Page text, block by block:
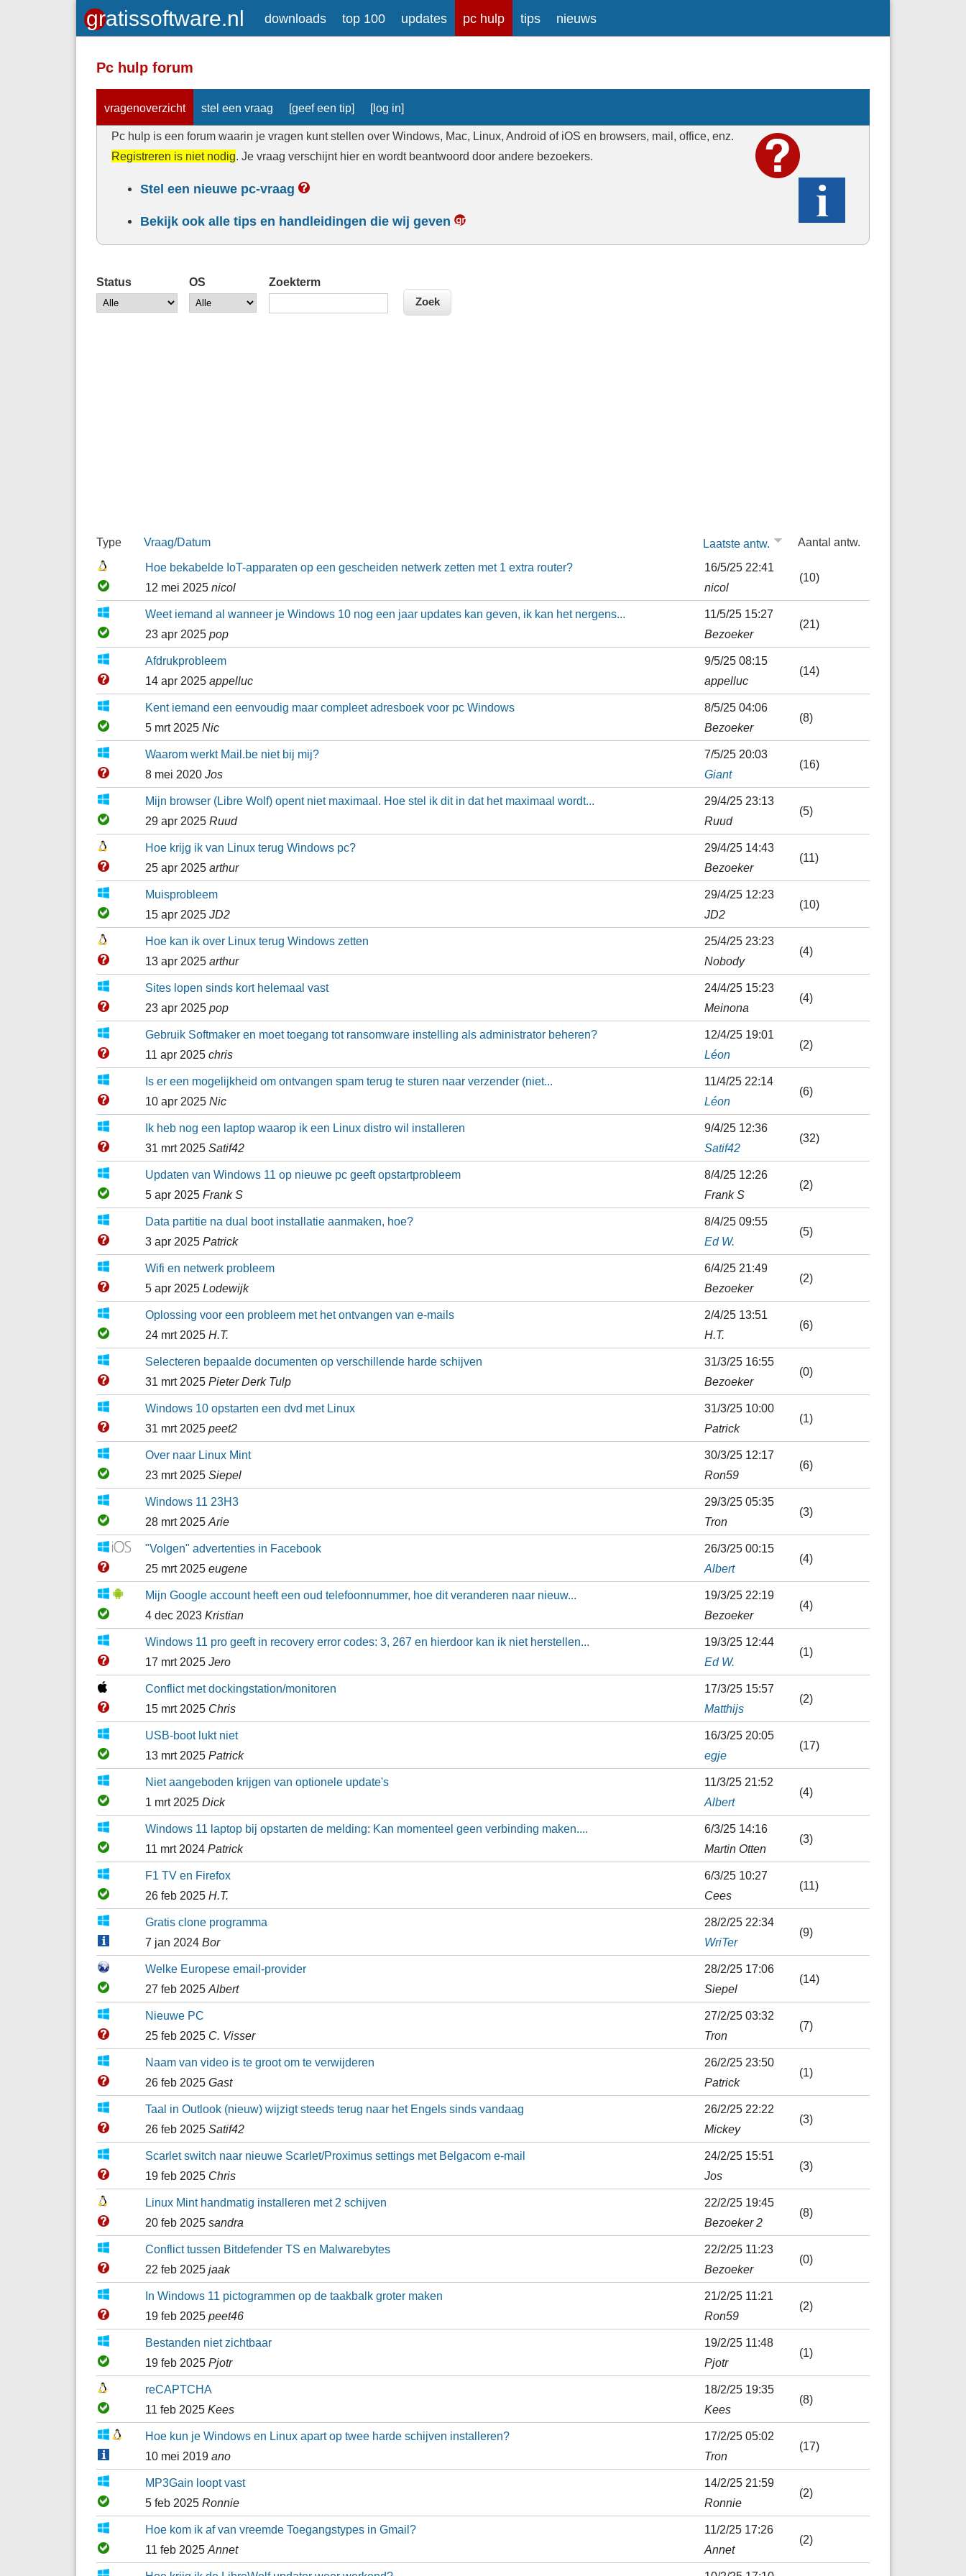
downloads top 100 updates pc hulp tips nieuws
Pc hulp forum
vragenoverzicht stel een vraag [geef een tip] [log in]
Pc hulp is een forum waarin je vragen kunt stellen over Windows, Mac, Linux, Android of iOS en browsers, mail, office, enz.
Registreren is niet nodig. Je vraag verschijnt hier en wordt beantwoord door andere bezoekers.
Stel een nieuwe pc-vraag
Bekijk ook alle tips en handleidingen die wij geven
Status OS Zoekterm
Type Vraag/Datum Laatste antw. Aantal antw.
Hoe bekabelde IoT-apparaten op een gescheiden netwerk zetten met 1 extra router?
12 mei 2025 nicol
16/5/25 22:41
nicol
(10)
Weet iemand al wanneer je Windows 10 nog een jaar updates kan geven, ik kan het nergens...
23 apr 2025 pop
11/5/25 15:27
Bezoeker
(21)
Afdrukprobleem
14 apr 2025 appelluc
9/5/25 08:15
appelluc
(14)
Kent iemand een eenvoudig maar compleet adresboek voor pc Windows
5 mrt 2025 Nic
8/5/25 04:06
Bezoeker
(8)
Waarom werkt Mail.be niet bij mij?
8 mei 2020 Jos
7/5/25 20:03
Giant
(16)
Mijn browser (Libre Wolf) opent niet maximaal. Hoe stel ik dit in dat het maximaal wordt...
29 apr 2025 Ruud
29/4/25 23:13
Ruud
(5)
Hoe krijg ik van Linux terug Windows pc?
25 apr 2025 arthur
29/4/25 14:43
Bezoeker
(11)
Muisprobleem
15 apr 2025 JD2
29/4/25 12:23
JD2
(10)
Hoe kan ik over Linux terug Windows zetten
13 apr 2025 arthur
25/4/25 23:23
Nobody
(4)
Sites lopen sinds kort helemaal vast
23 apr 2025 pop
24/4/25 15:23
Meinona
(4)
Gebruik Softmaker en moet toegang tot ransomware instelling als administrator beheren?
11 apr 2025 chris
12/4/25 19:01
Léon
(2)
Is er een mogelijkheid om ontvangen spam terug te sturen naar verzender (niet...
10 apr 2025 Nic
11/4/25 22:14
Léon
(6)
Ik heb nog een laptop waarop ik een Linux distro wil installeren
31 mrt 2025 Satif42
9/4/25 12:36
Satif42
(32)
Updaten van Windows 11 op nieuwe pc geeft opstartprobleem
5 apr 2025 Frank S
8/4/25 12:26
Frank S
(2)
Data partitie na dual boot installatie aanmaken, hoe?
3 apr 2025 Patrick
8/4/25 09:55
Ed W.
(5)
Wifi en netwerk probleem
5 apr 2025 Lodewijk
6/4/25 21:49
Bezoeker
(2)
Oplossing voor een probleem met het ontvangen van e-mails
24 mrt 2025 H.T.
2/4/25 13:51
H.T.
(6)
Selecteren bepaalde documenten op verschillende harde schijven
31 mrt 2025 Pieter Derk Tulp
31/3/25 16:55
Bezoeker
(0)
Windows 10 opstarten een dvd met Linux
31 mrt 2025 peet2
31/3/25 10:00
Patrick
(1)
Over naar Linux Mint
23 mrt 2025 Siepel
30/3/25 12:17
Ron59
(6)
Windows 11 23H3
28 mrt 2025 Arie
29/3/25 05:35
Tron
(3)
"Volgen" advertenties in Facebook
25 mrt 2025 eugene
26/3/25 00:15
Albert
(4)
Mijn Google account heeft een oud telefoonnummer, hoe dit veranderen naar nieuw...
4 dec 2023 Kristian
19/3/25 22:19
Bezoeker
(4)
Windows 11 pro geeft in recovery error codes: 3, 267 en hierdoor kan ik niet herstellen...
17 mrt 2025 Jero
19/3/25 12:44
Ed W.
(1)
Conflict met dockingstation/monitoren
15 mrt 2025 Chris
17/3/25 15:57
Matthijs
(2)
USB-boot lukt niet
13 mrt 2025 Patrick
16/3/25 20:05
egje
(17)
Niet aangeboden krijgen van optionele update's
1 mrt 2025 Dick
11/3/25 21:52
Albert
(4)
Windows 11 laptop bij opstarten de melding: Kan momenteel geen verbinding maken....
11 mrt 2024 Patrick
6/3/25 14:16
Martin Otten
(3)
F1 TV en Firefox
26 feb 2025 H.T.
6/3/25 10:27
Cees
(11)
Gratis clone programma
7 jan 2024 Bor
28/2/25 22:34
WriTer
(9)
Welke Europese email-provider
27 feb 2025 Albert
28/2/25 17:06
Siepel
(14)
Nieuwe PC
25 feb 2025 C. Visser
27/2/25 03:32
Tron
(7)
Naam van video is te groot om te verwijderen
26 feb 2025 Gast
26/2/25 23:50
Patrick
(1)
Taal in Outlook (nieuw) wijzigt steeds terug naar het Engels sinds vandaag
26 feb 2025 Satif42
26/2/25 22:22
Mickey
(3)
Scarlet switch naar nieuwe Scarlet/Proximus settings met Belgacom e-mail
19 feb 2025 Chris
24/2/25 15:51
Jos
(3)
Linux Mint handmatig installeren met 2 schijven
20 feb 2025 sandra
22/2/25 19:45
Bezoeker 2
(8)
Conflict tussen Bitdefender TS en Malwarebytes
22 feb 2025 jaak
22/2/25 11:23
Bezoeker
(0)
In Windows 11 pictogrammen op de taakbalk groter maken
19 feb 2025 peet46
21/2/25 11:21
Ron59
(2)
Bestanden niet zichtbaar
19 feb 2025 Pjotr
19/2/25 11:48
Pjotr
(1)
reCAPTCHA
11 feb 2025 Kees
18/2/25 19:35
Kees
(8)
Hoe kun je Windows en Linux apart op twee harde schijven installeren?
10 mei 2019 ano
17/2/25 05:02
Tron
(17)
MP3Gain loopt vast
5 feb 2025 Ronnie
14/2/25 21:59
Ronnie
(2)
Hoe kom ik af van vreemde Toegangstypes in Gmail?
11 feb 2025 Annet
11/2/25 17:26
Annet
(2)